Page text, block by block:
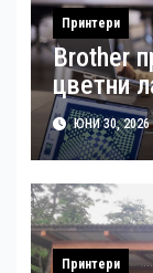
Принтери
Brother
цветни
бизнеса
ЮНИ 30, 2026
Принтери